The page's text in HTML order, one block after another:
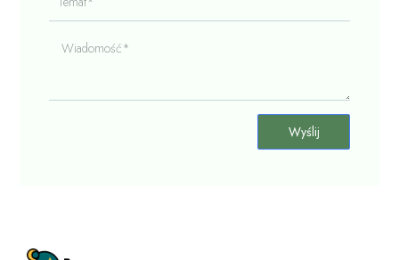
Wiadomość*
Wyślij